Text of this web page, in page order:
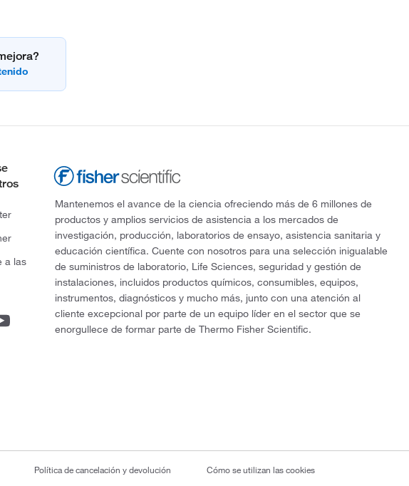
a las
Mantenemos el avance de la ciencia ofreciendo más de 6 millones de
productos y amplios servicios de asistencia a los mercados de
investigación, producción, laboratorios de ensayo, asistencia sanitaria y
educación científica. Cuente con nosotros para una selección inigualable
de suministros de laboratorio, Life Sciences, seguridad y gestión de
instalaciones, incluidos productos químicos, consumibles, equipos,
instrumentos, diagnósticos y mucho más, junto con una atención al
cliente excepcional por parte de un equipo líder en el sector que se
enorgullece de formar parte de Thermo Fisher Scientific.
Política de cancelación y devolución Cómo se utilizan las cookies